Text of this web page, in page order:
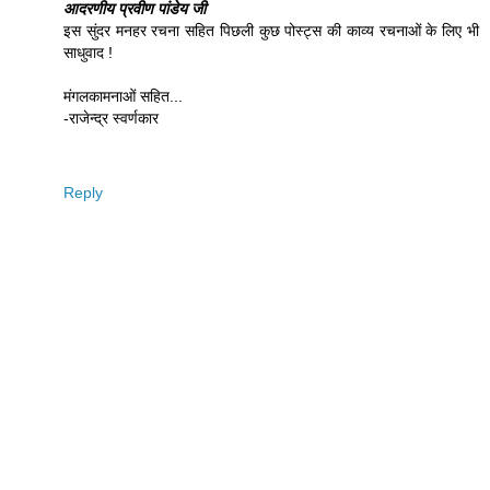
आदरणीय प्रवीण पांडेय जी
इस सुंदर मनहर रचना सहित पिछली कुछ पोस्ट्स की काव्य रचनाओं के लिए भी
साधुवाद !
मंगलकामनाओं सहित...
-राजेन्द्र स्वर्णकार
Reply